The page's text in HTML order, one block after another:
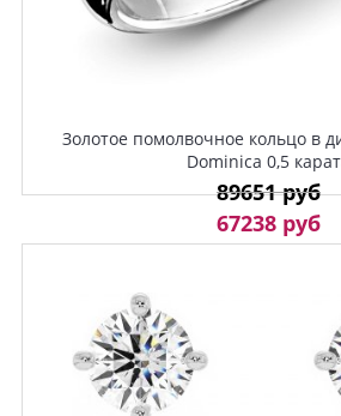
Золотое помолвочное кольцо в
Dominica 0,5
89651 руб
67238 руб